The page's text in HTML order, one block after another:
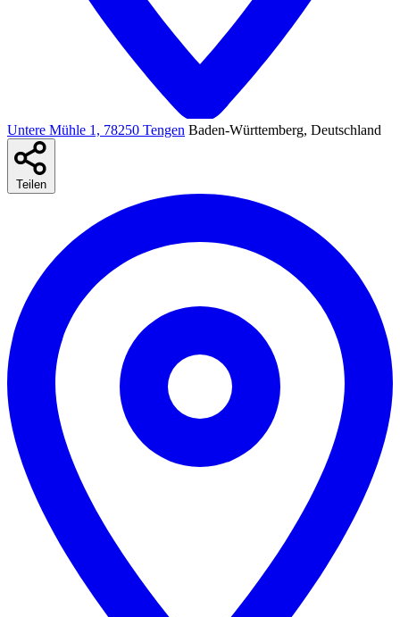
Untere Mühle 1, 78250 Tengen Baden-Württemberg, Deutschland
Teilen